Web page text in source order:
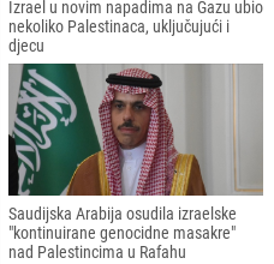
Izrael u novim napadima na Gazu ubio
nekoliko Palestinaca, uključujući i
djecu
Saudijska Arabija osudila izraelske
"kontinuirane genocidne masakre"
nad Palestincima u Rafahu